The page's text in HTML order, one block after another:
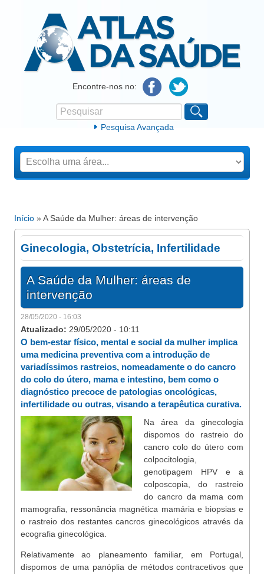
Atlas da SaúdeEncontre-nos no:
Formulário de procura
Pesquisar
Pesquisa Avançada
Está aqui
Início » A Saúde da Mulher: áreas de intervenção
Ginecologia, Obstetrícia, Infertilidade
A Saúde da Mulher: áreas de
intervenção
28/05/2020 - 16:03
Atualizado: 29/05/2020 - 10:11
O bem-estar físico, mental e social da mulher implica
uma medicina preventiva com a introdução de
variadíssimos rastreios, nomeadamente o do cancro
do colo do útero, mama e intestino, bem como o
diagnóstico precoce de patologias oncológicas,
infertilidade ou outras, visando a terapêutica curativa.
Na área da ginecologia
dispomos do rastreio do
cancro colo do útero com
colpocitologia,
genotipagem HPV e a
colposcopia, do rastreio
do cancro da mama com
mamografia, ressonância magnética mamária e biopsias e
o rastreio dos restantes cancros ginecológicos através da
ecografia ginecológica.
Relativamente ao planeamento familiar, em Portugal,
dispomos de uma panóplia de métodos contracetivos que